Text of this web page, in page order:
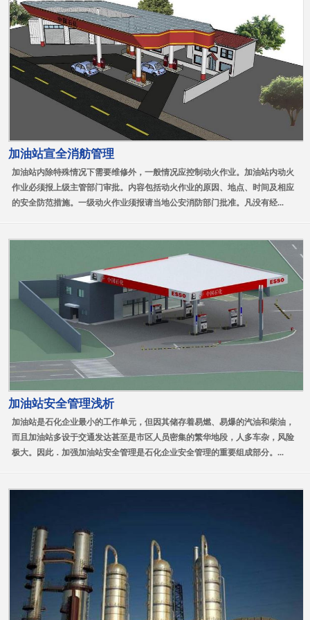
加油站宣全消舫管理
加油站内除特殊情况下需要维修外，一般情况应控制动火作业。加油站内动火
作业必须报上级主管部门审批。内容包括动火作业的原因、地点、时间及相应
的安全防范措施。一级动火作业须报请当地公安消防部门批准。凡没有经...
加油站安全管理浅析
加油站是石化企业最小的工作单元，但因其储存着易燃、易爆的汽油和柴油，
而且加油站多设于交通发达甚至是市区人员密集的繁华地段，人多车杂，风险
极大。因此．加强加油站安全管理是石化企业安全管理的重要组成部分。...